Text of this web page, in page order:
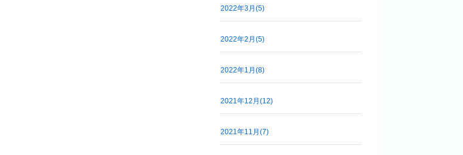
2022年3月(5)
2022年2月(5)
2022年1月(8)
2021年12月(12)
2021年11月(7)